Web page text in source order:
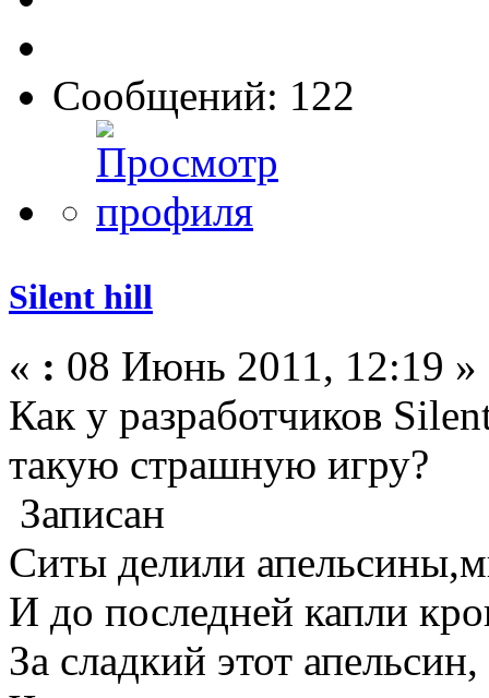
Сообщений: 122
Silent hill
« : 08 Июнь 2011, 12:19 »
Как у разработчиков
такую страшную игру?
Записан
Ситы делили
И до последней капли
За сладкий этот апельсин,